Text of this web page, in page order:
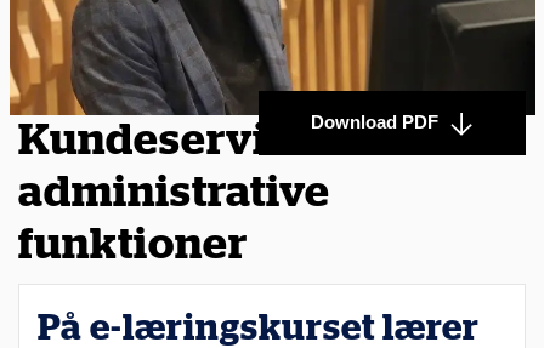
Kundeservice i
administrative
funktioner
Download PDF
På e-læringskurset lærer